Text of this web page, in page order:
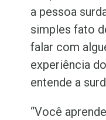
a pessoa
simples fato
falar com
experiência
entende a
“Você